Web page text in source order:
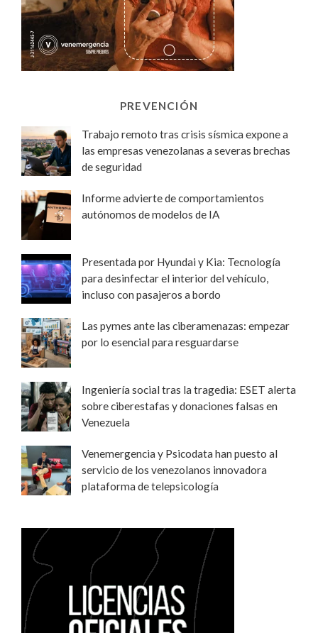
PREVENCIÓN
Trabajo remoto tras crisis sísmica expone a
las empresas venezolanas a severas brechas
de seguridad
Informe advierte de comportamientos
autónomos de modelos de IA
Presentada por Hyundai y Kia: Tecnología
para desinfectar el interior del vehículo,
incluso con pasajeros a bordo
Las pymes ante las ciberamenazas: empezar
por lo esencial para resguardarse
Ingeniería social tras la tragedia: ESET alerta
sobre ciberestafas y donaciones falsas en
Venezuela
Venemergencia y Psicodata han puesto al
servicio de los venezolanos innovadora
plataforma de telepsicología